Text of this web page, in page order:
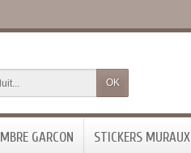
OK
GARCON STICKERS MURAUX